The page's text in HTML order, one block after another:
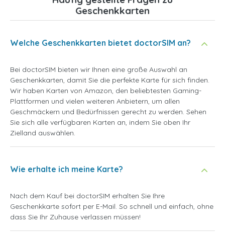
Geschenkkarten
Welche Geschenkkarten bietet doctorSIM an?
Bei doctorSIM bieten wir Ihnen eine große Auswahl an
Geschenkkarten, damit Sie die perfekte Karte für sich finden.
Wir haben Karten von Amazon, den beliebtesten Gaming-
Plattformen und vielen weiteren Anbietern, um allen
Geschmäckern und Bedürfnissen gerecht zu werden. Sehen
Sie sich alle verfügbaren Karten an, indem Sie oben Ihr
Zielland auswählen.
Wie erhalte ich meine Karte?
Nach dem Kauf bei doctorSIM erhalten Sie Ihre
Geschenkkarte sofort per E-Mail. So schnell und einfach, ohne
dass Sie Ihr Zuhause verlassen müssen!